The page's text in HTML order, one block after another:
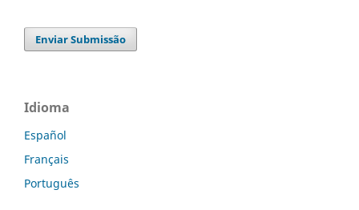
Enviar Submissão
Idioma
Español
Français
Português